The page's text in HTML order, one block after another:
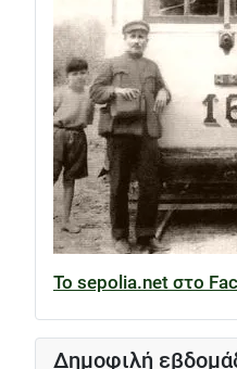
Το sepolia.net στο
Δημοφιλή